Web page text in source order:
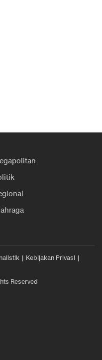
Kebijakan Privasi
Reserved